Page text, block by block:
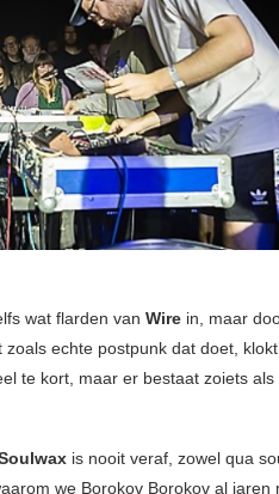
wat flarden van Wire in, maar
echte postpunk dat doet,
te kort, maar er bestaat zoiets als
is nooit veraf, zowel qua
we Borokov Borokov al jaren